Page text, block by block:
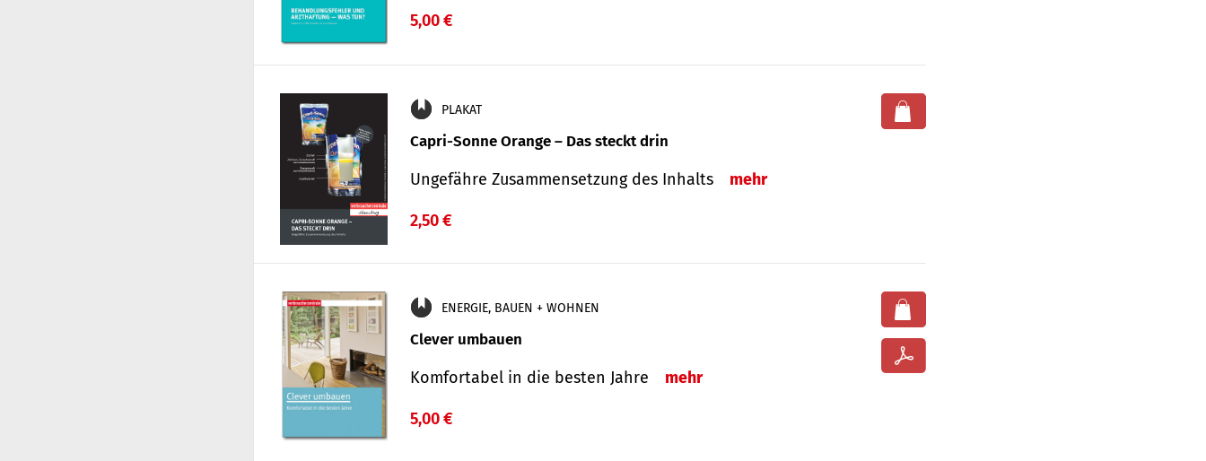
5,00 €
PLAKAT
Capri-Sonne Orange – Das steckt drin
Ungefähre Zu­sammen­setzung des Inhalts mehr
2,50 €
ENERGIE, BAUEN + WOHNEN
Clever umbauen
Komfortabel in die besten Jahre mehr
5,00 €